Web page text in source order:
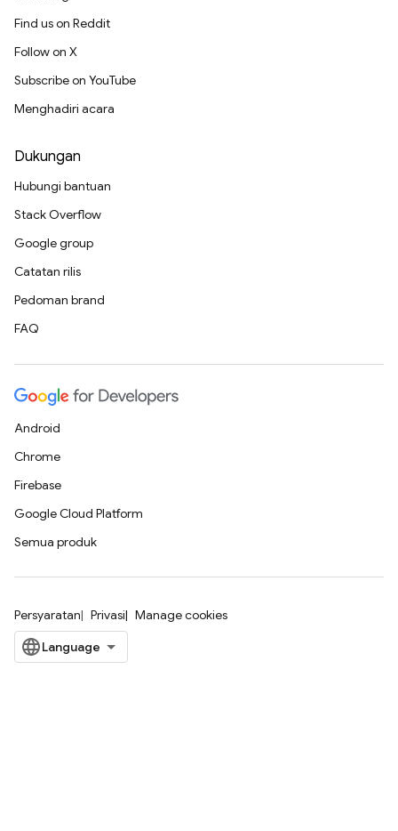
Find us on Reddit
Follow on X
Subscribe on YouTube
Menghadiri acara
Dukungan
Hubungi bantuan
Stack Overflow
Google group
Catatan rilis
Pedoman brand
FAQ
Android
Chrome
Firebase
Google Cloud Platform
Semua produk
Persyaratan Privasi Manage cookies